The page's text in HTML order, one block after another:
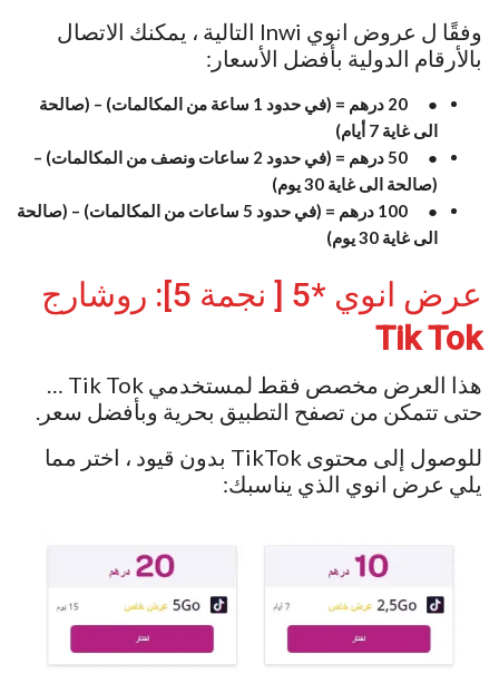
وفقًا ل عروض انوي Inwi التالية ، يمكنك الاتصال
بالأرقام الدولية بأفضل الأسعار:
● 20 درهم = (في حدود 1 ساعة من المكالمات) – (صالحة
الى غاية 7 أيام)
● 50 درهم = (في حدود 2 ساعات ونصف من المكالمات) –
(صالحة الى غاية 30 يوم)
● 100 درهم = (في حدود 5 ساعات من المكالمات) – (صالحة
الى غاية 30 يوم)
عرض انوي *5 [ نجمة 5]: روشارج
Tik Tok
هذا العرض مخصص فقط لمستخدمي Tik Tok …
حتى تتمكن من تصفح التطبيق بحرية وبأفضل سعر.
للوصول إلى محتوى TikTok بدون قيود ، اختر مما
يلي عرض انوي الذي يناسبك: